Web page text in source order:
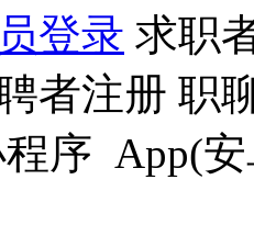
登录 求职
者注册 职
序 App(